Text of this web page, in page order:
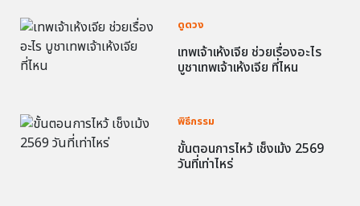
ดูดวง
เทพเจ้าเห้งเจีย ช่วยเรื่องอะไร
บูชาเทพเจ้าเห้งเจีย ที่ไหน
พิธีกรรม
ขั้นตอนการไหว้ เช็งเม้ง 2569
วันที่เท่าไหร่